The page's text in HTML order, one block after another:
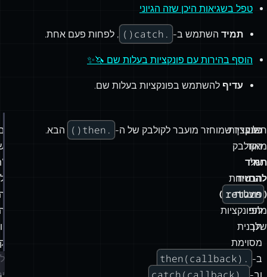
טפל בשגיאות היכן שזה הגיוני
תמיד השתמש ב- .catch() , לפחות פעם אחת.
הוסף בהירות עם פונקציות בעלות שם 🦄✨
עדיף להשתמש בפונקציות בעלות שם.
חשוב
מאוד
תמיד
להחזיר
(
return
)
מהפונקציות
שלך.
פונקציות
הקולבק
של
הבטחות
פועלות
לפי
תבנית
מסוימת
ב- .then(callback)
כל ערך שמוחזר מועבר לקולבק של ה- .then() הבא.